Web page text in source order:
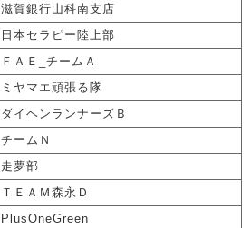
滋賀銀行山科南支店
日本セラピー陸上部
ＦＡＥ_チームＡ
ミヤマエ頑張る隊
ダイヘンランナーズＢ
チームＮ
走夢部
ＴＥＡＭ森永Ｄ
PlusOneGreen